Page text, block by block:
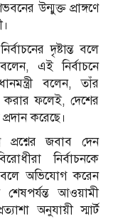
উন্মুক্ত প্রাঙ্গণে
দৃষ্টান্ত বলে
এই নির্বাচনে
বলেন, তাঁর
করার ফলেই, দেশের
করেছে।
প্রশ্নের জবাব দেন
নির্বাচনকে
বলে অভিযোগ করেন
শেষপর্যন্ত আওয়ামী
অনুযায়ী স্মার্ট